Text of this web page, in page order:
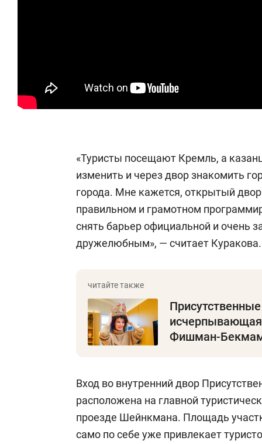
«Туристы посещают Кремль, а
изменить и через двор знакомить
города. Мне кажется, открытый
правильном и грамотном
снять барьер официальной и очень
дружелюбным», — считает Куракова.
исчерпывающая
Фишман-
Вход во внутренний двор
расположена на главной
проезде Шейнкмана. Площадь
само по себе уже привлекает